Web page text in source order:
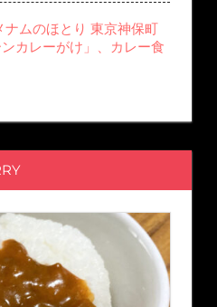
ナムのほとり 東京神保町
ンカレーがけ」、カレー食